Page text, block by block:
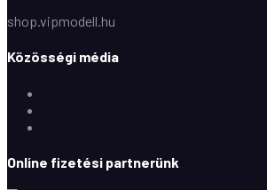
shop.vipmodell.hu
Közösségi média
Online fizetési partnerünk